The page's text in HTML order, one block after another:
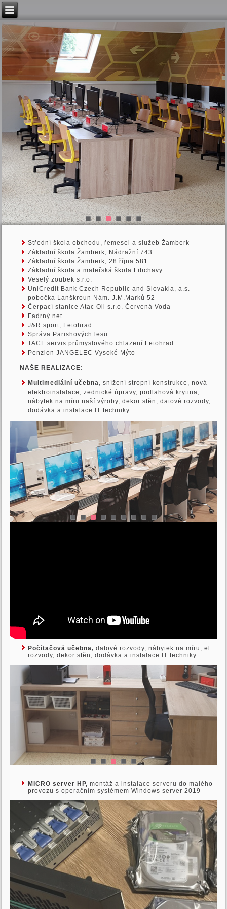
Střední škola obchodu, řemesel a služeb Žamberk
Základní škola Žamberk, Nádražní 743
Základní škola Žamberk, 28.října 581
Základní škola a mateřská škola Libchavy
Veselý zoubek s.r.o.
UniCredit Bank Czech Republic and Slovakia, a.s. -
pobočka Lanškroun Nám. J.M.Marků 52
Čerpací stanice Atac Oil s.r.o. Červená Voda
Fadrný.net
J&R sport, Letohrad
Správa Parishových lesů
TACL servis průmyslového chlazení Letohrad
Penzion JANGELEC Vysoké Mýto
NAŠE REALIZACE:
Multimediální učebna, snížení stropní konstrukce, nová
elektroinstalace, zednické úpravy, podlahová krytina,
nábytek na míru naší výroby, dekor stěn, datové rozvody,
dodávka a instalace IT techniky.
Počítačová učebna, datové rozvody, nábytek na míru, el.
rozvody, dekor stěn, dodávka a instalace IT techniky
MICRO server HP, montáž a instalace serveru do malého
provozu s operačním systémem Windows server 2019